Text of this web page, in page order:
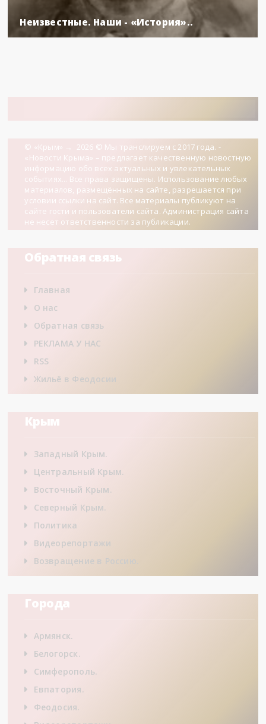
Неизвестные. Наши - «История»..
© «Крым» → 2026 © Мы транслируем с 2017 года. -
«Новости Крыма» – предлагает качественную новостную
информацию обо всех актуальных и увлекательных
событиях... Все права защищены. Использование любых
материалов, размещённых на сайте, разрешается при
условии ссылки на сайт. Все материалы публикуют на
сайте гости и пользователи сайта. Администрация сайта
не несет ответственности за публикации.
Обратная связь
Главная
О нас
Обратная связь
РЕКЛАМА У НАС
RSS
Жильё в Феодосии
Крым
Западный Крым.
Центральный Крым.
Восточный Крым.
Северный Крым.
Политика
Видеорепортажи
Возвращение в Россию.
Города
Армянск.
Белогорск.
Симферополь.
Евпатория.
Феодосия.